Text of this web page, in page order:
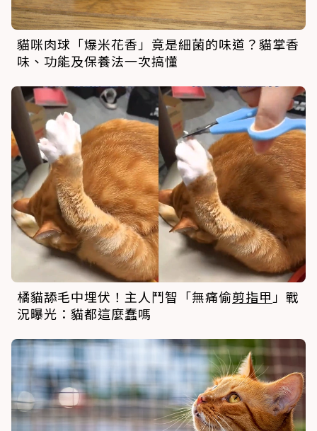
貓咪肉球「爆米花香」竟是細菌的味道？貓掌香
味、功能及保養法一次搞懂
橘貓舔毛中埋伏！主人鬥智「無痛偷剪指甲 」戰
況曝光：貓都這麼蠢嗎